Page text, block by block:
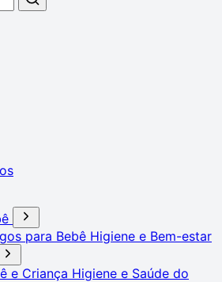
para Bebê Higiene e Bem-estar
e Criança Higiene e Saúde do